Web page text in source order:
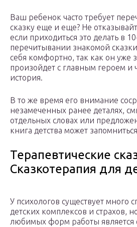
Ваш ребенок часто требует
сказку еще и еще? Не
если приходиться это делать в
перечитывании знакомой
себя комфортно, так как он уже
произойдет с главным героем и
история.
В то же время его внимание
незамеченных ранее деталях,
отдельных словах или
книга детства может
Терапевтические
Сказкотерапия для
У психологов существует много
детских комплексов и страхов,
любимых форм работы является